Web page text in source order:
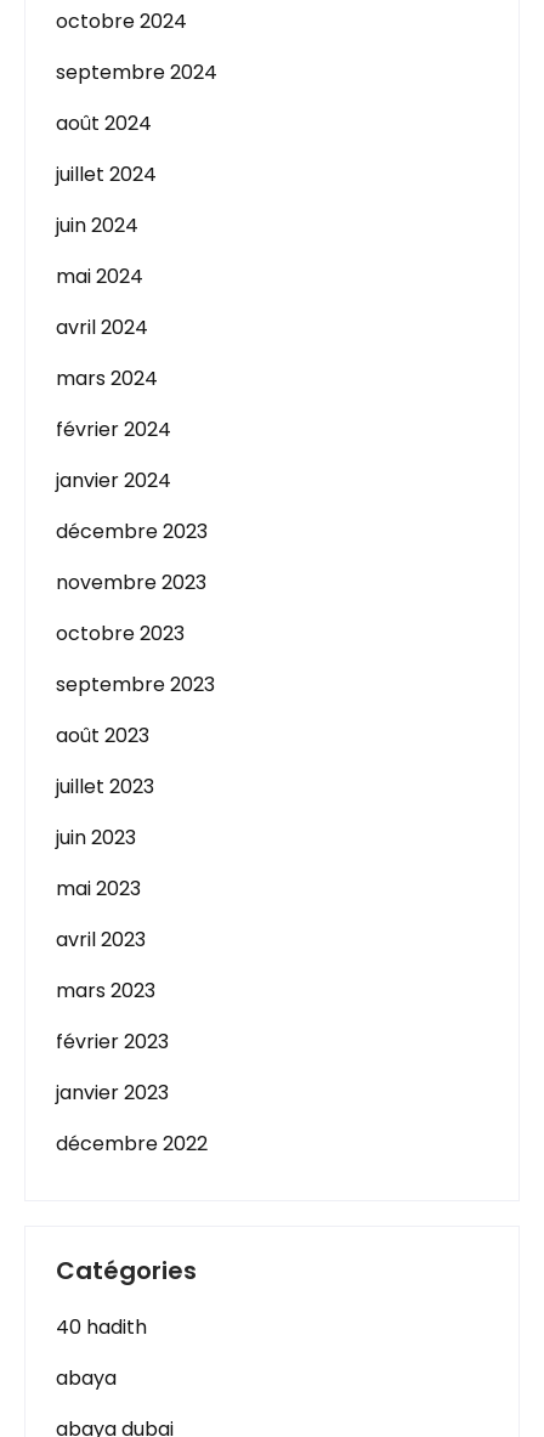
octobre 2024
septembre 2024
août 2024
juillet 2024
juin 2024
mai 2024
avril 2024
mars 2024
février 2024
janvier 2024
décembre 2023
novembre 2023
octobre 2023
septembre 2023
août 2023
juillet 2023
juin 2023
mai 2023
avril 2023
mars 2023
février 2023
janvier 2023
décembre 2022
Catégories
40 hadith
abaya
abaya dubai